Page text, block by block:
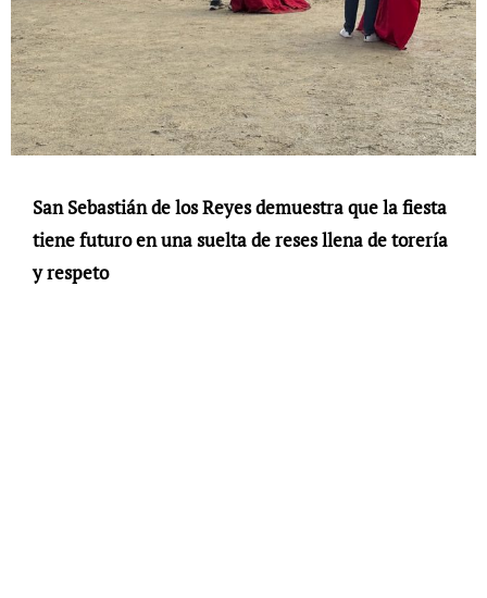
San Sebastián de los Reyes demuestra que la fiesta
tiene futuro en una suelta de reses llena de torería
y respeto